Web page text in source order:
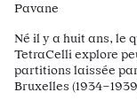
Pavane
Né il y a huit ans, le
TetraCelli explore
partitions laissée
Bruxelles